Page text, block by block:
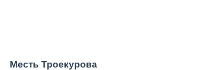
Месть Троекурова